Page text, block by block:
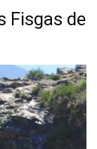
Fisgas de